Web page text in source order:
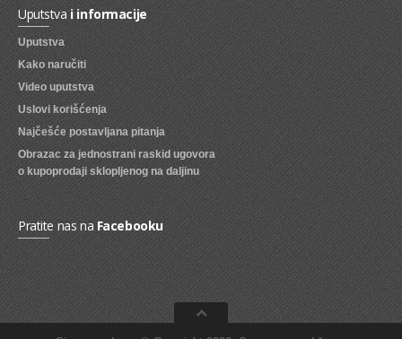
SUNDJ.KRPE,ZICE,CACKAL.,GUMICE
NOVINE
KNJIGE I SLIKOVNICE
KESE ZA ZAMRZ.SMECE I RUKAVICE
SAMPONI ZA KOSU
SAPUNI
KUPKE I GELOVI ZA TUSIRANJE
DETERDZENTI ZA VES
TECNI DET. I KAPSULE ZA VES
OMEKSIVACI I STIRKE
DETERDZENTI ZA POSUDJE
Uputstvai informacije
Uputstva
Kako naručiti
Video uputstva
Uslovi korišćenja
Najčešće postavljana pitanja
Obrazac za jednostrani raskid ugovora
o kupoprodaji sklopljenog na daljinu
Pratite nas na Facebooku